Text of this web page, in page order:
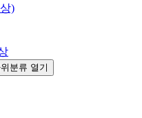
)
분류 열기